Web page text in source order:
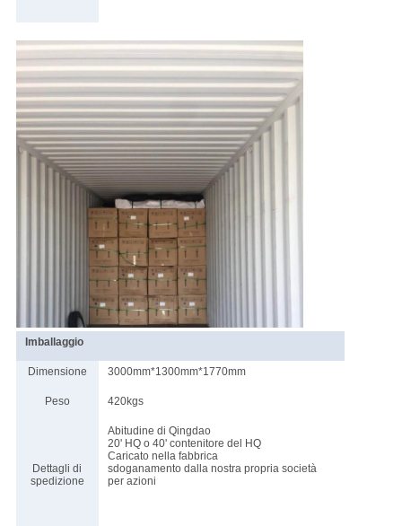
Imballaggio
Dimensione 3000mm*1300mm*1770mm
Peso 420kgs
Dettagli di
spedizione
Abitudine di Qingdao
20' HQ o 40' contenitore del HQ
Caricato nella fabbrica
sdoganamento dalla nostra propria società
per azioni